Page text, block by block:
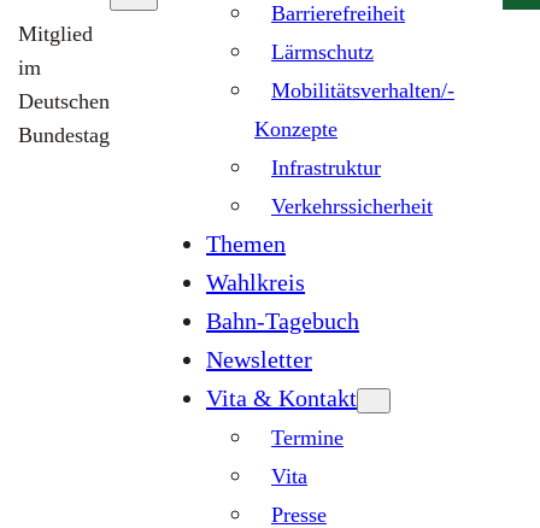
Mitglied
im
Deutschen
Bundestag
Barrierefreiheit
Lärmschutz
Mobilitätsverhalten/-
Konzepte
Infrastruktur
Verkehrssicherheit
Themen
Wahlkreis
Bahn-Tagebuch
Newsletter
Vita & Kontakt
Termine
Vita
Presse